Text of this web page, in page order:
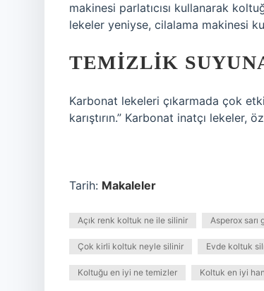
makinesi parlatıcısı kullanarak
lekeler yeniyse, cilalama makinesi
TEMIZLIK
Karbonat lekeleri çıkarmada çok
karıştırın.” Karbonat inatçı
Tarih: Makaleler
Açık renk koltuk ne ile silinir Asperox sarı
Çok kirli koltuk neyle silinir Evde koltuk
Koltuğu en iyi ne temizler Koltuk en iyi